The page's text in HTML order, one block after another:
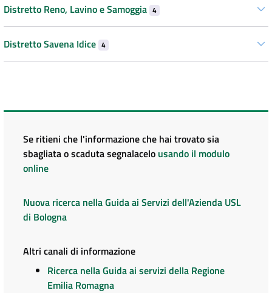
Distretto Reno, Lavino e Samoggia 4
Distretto Savena Idice 4
Se ritieni che l'informazione che hai trovato sia
sbagliata o scaduta segnalacelo usando il modulo
online
Nuova ricerca nella Guida ai Servizi dell'Azienda USL
di Bologna
Altri canali di informazione
Ricerca nella Guida ai servizi della Regione
Emilia Romagna